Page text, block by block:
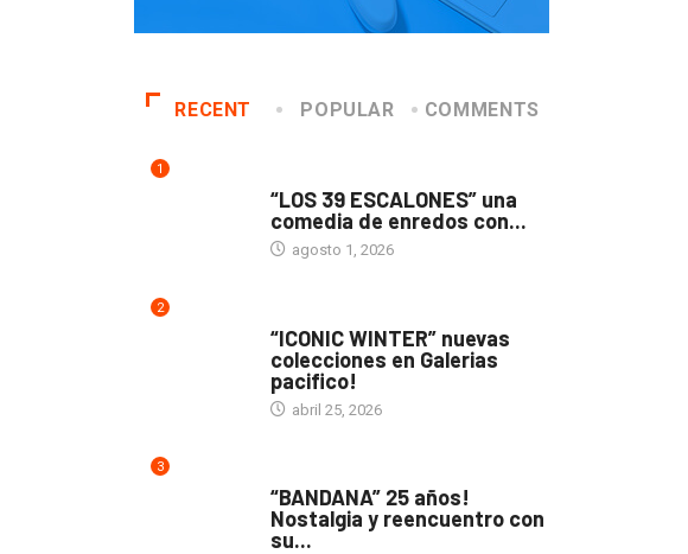
RECENT POPULAR COMMENTS
1
“LOS 39 ESCALONES” una
comedia de enredos con...
agosto 1, 2026
2
“ICONIC WINTER” nuevas
colecciones en Galerias
pacifico!
abril 25, 2026
3
“BANDANA” 25 años!
Nostalgia y reencuentro con
su...